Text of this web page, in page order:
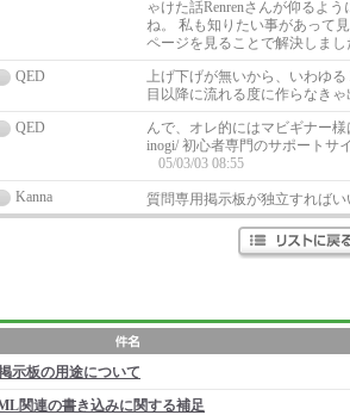
ゃけた話Renrenさんが仰るよ
ね。 私も知りたい事があって
ページを見ることで解決しまし
QED
上げ下げが無いから、いわゆ
目以降に流れる度に作らなきゃ
QED
んで、オレ的にはマビギナー様
inogi/ 初心者専門のサポートサ
05/03/03 08:55
Kanna
質問専用掲示板が独立すれば
示板の用途について
関連の書き込みに関する補足